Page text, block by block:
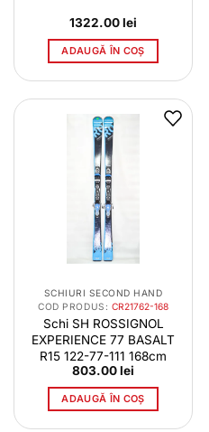
1322.00lei
ADAUGĂ ÎN COȘ
SCHIURI SECOND HAND
COD PRODUS: CR21762-168
Schi SH ROSSIGNOL
EXPERIENCE 77 BASALT
R15 122-77-111 168cm
803.00lei
ADAUGĂ ÎN COȘ